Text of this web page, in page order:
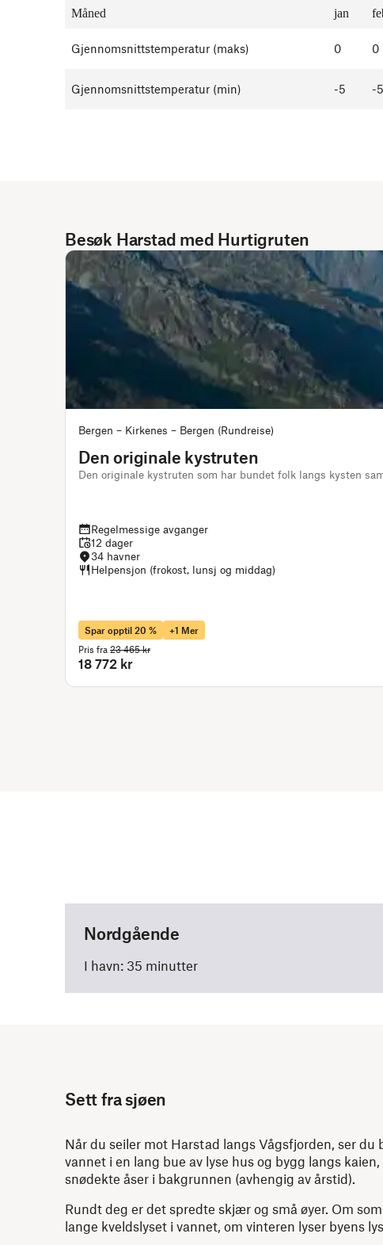
Måned jan
Gjennomsnittstemperatur (maks) 0 0
Gjennomsnittstemperatur (min) -5 -5
Besøk Harstad med Hurtigruten
Bergen – Kirkenes – Bergen (Rundreise)
Den originale kystruten
Den originale kystruten som har bundet folk langs kysten
Regelmessige avganger
12 dager
34 havner
Helpensjon (frokost, lunsj og middag)
Spar opptil 20 %
+1 Mer
Pris fra 23 465 kr
18 772 kr
Nordgående
I havn: 35 minutter
Sett fra sjøen
Når du seiler mot Harstad langs Vågsfjorden, ser du
vannet i en lang bue av lyse hus og bygg langs
snødekte åser i bakgrunnen (avhengig av årstid).
Rundt deg er det spredte skjær og små øyer. Om
lange kveldslyset i vannet, om vinteren lyser byens